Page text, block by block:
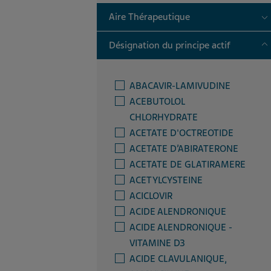
Aire Thérapeutique
Désignation du principe actif
ABACAVIR-LAMIVUDINE
ACEBUTOLOL
CHLORHYDRATE
ACETATE D'OCTREOTIDE
ACETATE D’ABIRATERONE
ACETATE DE GLATIRAMERE
ACETYLCYSTEINE
ACICLOVIR
ACIDE ALENDRONIQUE
ACIDE ALENDRONIQUE -
VITAMINE D3
ACIDE CLAVULANIQUE,